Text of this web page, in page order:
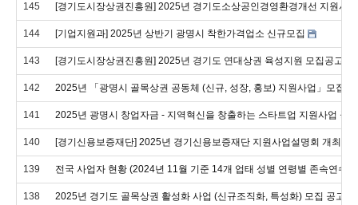
145 [경기도시장상권진흥원] 2025년 경기도소상공인경영환경개선 지원사
144 [기업지원과] 2025년 상반기 광명시 착한가격업소 신규모집
143 [경기도시장상권진흥원] 2025년 경기도 연대상권 육성지원 모집공고
142 2025년 「광명시 골목상권 공동체 (신규, 성장, 홍보) 지원사업」모집
141 2025년 광명시 창업자금 - 지역혁신을 창출하는 스타트업 지원사업 공고
140 [경기신용보증재단] 2025년 경기신용보증재단 지원사업설명회 개최
139 전국 사업자 현황 (2024년 11월 기준 14개 업태 성별 연령별 존속연수
138 2025년 경기도 골목상권 활성화 사업 (신규조직화, 특성화) 모집 공고